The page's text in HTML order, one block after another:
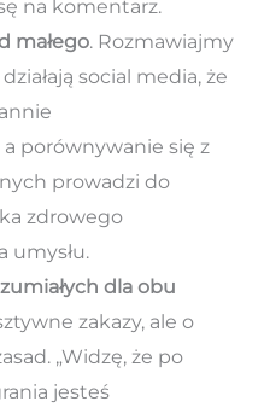
na komentarz.
małego. Rozmawiajmy
social media, że
porównywanie się z
prowadzi do
zdrowego
umysłu.
dla obu
zakazy, ale o
„Widzę, że po
jesteś